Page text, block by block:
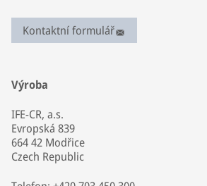
Kontaktní formulář
Výroba
IFE-CR, a.s.
Evropská 839
664 42 Modřice
Czech Republic